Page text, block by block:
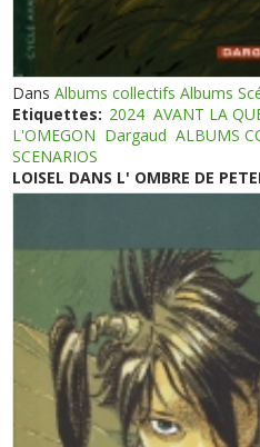
DansAlbums collectifs Albums
Etiquettes: 2024 AVANT LA
L'OMEGON Dargaud ALBUMS
SCENARIOS
LOISEL DANS L' OMBRE DE